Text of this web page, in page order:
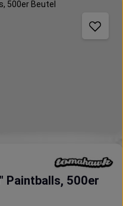
Paintballs, 500er